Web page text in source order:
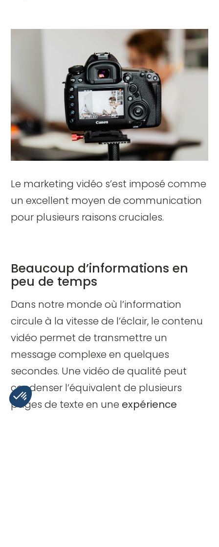
Le marketing vidéo s’est imposé comme
un excellent moyen de communication
pour plusieurs raisons cruciales.
Beaucoup d’informations en
peu de temps
Dans notre monde où l’information
circule à la vitesse de l’éclair, le contenu
vidéo permet de transmettre un
message complexe en quelques
secondes. Une vidéo de qualité peut
condenser l’équivalent de plusieurs
pages de texte en une expérience